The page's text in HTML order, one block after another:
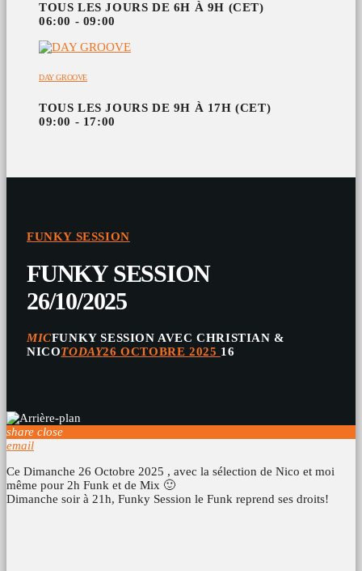
TOUS LES JOURS DE 6H À 9H (CET)
06:00 - 09:00
DAY GROOVE
TOUS LES JOURS DE 9H À 17H (CET)
09:00 - 17:00
FUNKY SESSION
FUNKY SESSION
26/10/2025
MICFUNKY SESSION AVEC CHRISTIAN &
NICOTODAY26 OCTOBRE 2025 16
share close
email
Ce Dimanche 26 Octobre 2025 , avec la sélection de Nico et moi
même pour 2h Funk et de Mix 🙂
Dimanche soir à 21h, Funky Session le Funk reprend ses droits!